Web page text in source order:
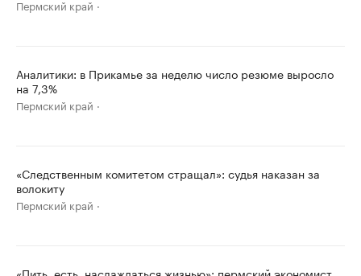
Пермский край
Аналитики: в Прикамье за неделю число резюме выросло
на 7,3%
Пермский край
«Следственным комитетом стращал»: судья наказан за
волокиту
Пермский край